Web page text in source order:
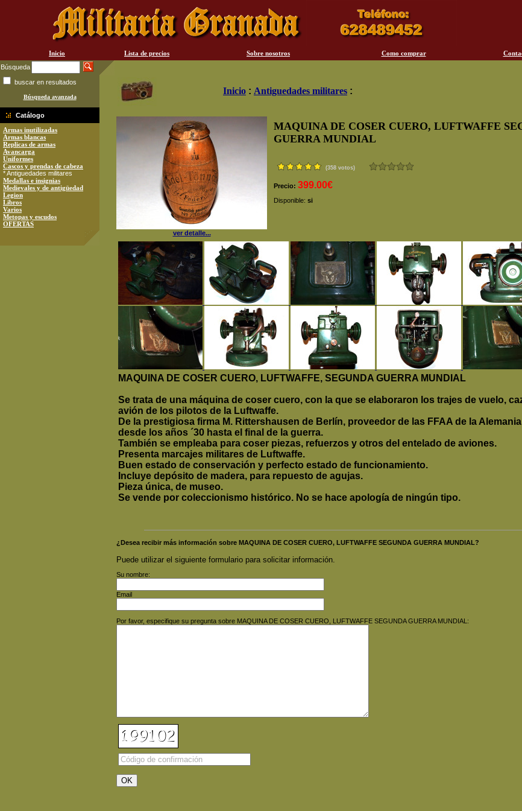
Inicio Lista de precios Sobre nosotros Como comprar
Búsqueda
buscar en resultados
Búsqueda avanzada
Catálogo
Armas inutilizadas
Armas blancas
Replicas de armas
Avancarga
Uniformes
Cascos y prendas de cabeza
* Antiguedades militares
Medallas e insignias
Medievales y de antigüedad
Legion
Libros
Varios
Metopas y escudos
OFERTAS
Inicio : Antiguedades militares :
ver detalle...
MAQUINA DE COSER CUERO, LUFTWAFFE
GUERRA MUNDIAL
(358 votos)
Precio: 399.00€
Disponible: si
MAQUINA DE COSER CUERO, LUFTWAFFE, SEGUNDA GUERRA MUNDIAL
Se trata de una máquina de coser cuero, con la que se elaboraron los trajes de vuelo,
avión de los pilotos de la Luftwaffe.
De la prestigiosa firma M. Rittershausen de Berlín, proveedor de las FFAA de la
desde los años ´30 hasta el final de la guerra.
También se empleaba para coser piezas, refuerzos y otros del entelado de aviones.
Presenta marcajes militares de Luftwaffe.
Buen estado de conservación y perfecto estado de funcionamiento.
Incluye depósito de madera, para repuesto de agujas.
Pieza única, de museo.
Se vende por coleccionismo histórico. No se hace apología de ningún tipo.
¿Desea recibir más información sobre MAQUINA DE COSER CUERO, LUFTWAFFE SEGUNDA GUERRA MUNDIAL?
Puede utilizar el siguiente formulario para solicitar información.
Su nombre:
Email
Por favor, especifique su pregunta sobre MAQUINA DE COSER CUERO, LUFTWAFFE SEGUNDA GUERRA MUNDIAL: